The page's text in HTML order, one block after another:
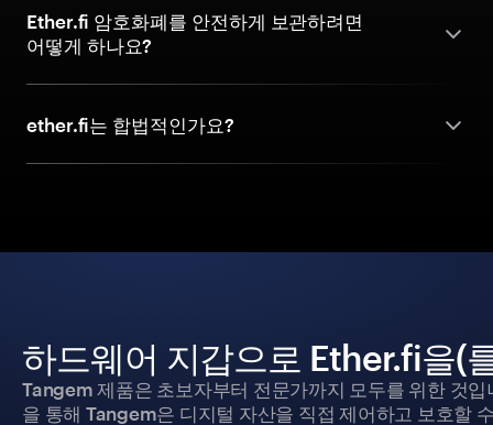
Ether.fi 암호화폐를 안전하게 보관하려면
어떻게 하나요?
ether.fi는 합법적인가요?
하드웨어 지갑으로 Ether.fi을(
Tangem 제품은 초보자부터 전문가까지 모두를 위한 것
을 통해 Tangem은 디지털 자산을 직접 제어하고 보호할